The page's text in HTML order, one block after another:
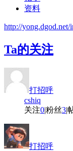
资料
http://
Ta的关注
打招呼
cshiq
关注0|粉丝3|
打招呼